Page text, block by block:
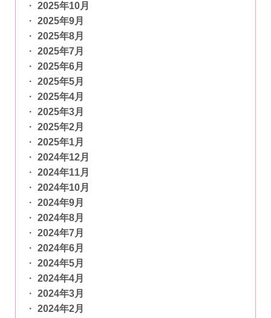
2025年10月
2025年9月
2025年8月
2025年7月
2025年6月
2025年5月
2025年4月
2025年3月
2025年2月
2025年1月
2024年12月
2024年11月
2024年10月
2024年9月
2024年8月
2024年7月
2024年6月
2024年5月
2024年4月
2024年3月
2024年2月